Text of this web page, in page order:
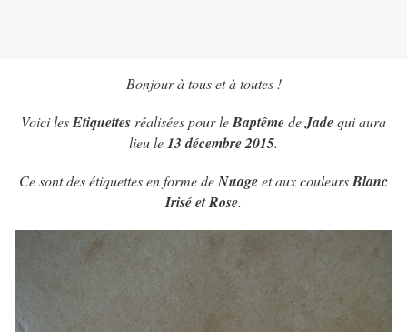
Bonjour à tous et à toutes !
Voici lesEtiquettes réalisées pour leBaptêmedeJadequi aura
lieu le13 décembre 2015.
Ce sont des étiquettes en forme deNuageet aux couleursBlanc
Irisé et Rose.